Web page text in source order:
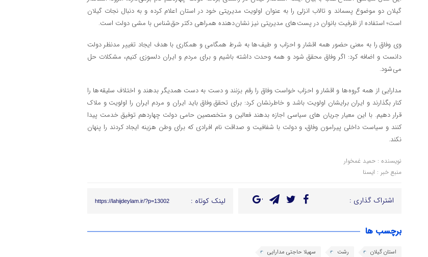
گیلان دو موضوع پسماند و تالاب انزلی را به عنوان اولویت مدیریتی خود در استان اعلام کرده و به دنبال نجات گیلان
است؛ استفاده از ظرفیت بانوان در پست های مدیریتی نیز نشان دهنده همراهی دکتر حق شناس با مشی دولت است.
وی وفاق را به معنی حضور همه اقشار و احزاب و طیف ها به شرط همگامی و همکاری با هدف ایجاد تغییر مدنظر دولت
دانست و اضافه کرد: اگر وفاق محقق شود و همه وحدت داشته باشیم و برای مردم و ایران دلسوزی کنیم، مشکلات حل
می شود.
مدارایی از همه گروه ها و اقشار و احزاب خواست وفاق را رقم بزنند و دست به دست همدیگر بدهند و اختلاف سلیقه ها را
کنار بگذارند و ایران برایشان اولویت باشد و خاطرنشان کرد: برای تحقق وفاق باید ایران و مردم ایران را اولویت و ملاک
قرار دهیم. با این معیار جریان های سیاسی اجازه بدهند فعالین و متخصصین حامی دولت چهاردهم توفیق خدمت پیدا
کنند و سیاست داخلی پیرامون وفاق، و دولت با شفافیت و صداقت نام افرادی که برای وطن هزینه ایجاد کردند را پنهان
نکند.
نویسنده : حمید غمخوار
منبع خبر : ایسنا
اشتراک گذاری : لینک کوتاه : https://lahijdeylam.ir/?p=13002
برچسب ها
استان گیلان رشت سهیلا حاجتی مدارایی